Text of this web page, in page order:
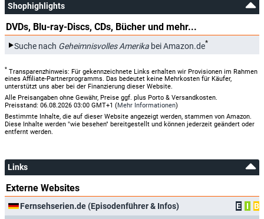
Shophighlights
DVDs, Blu-ray-Discs, CDs, Bücher und mehr...
Suche nach Geheimnisvolles Amerika bei Amazon.de*
* Transparenzhinweis: Für gekennzeichnete Links erhalten wir Provisionen im Rahmen
eines Affiliate-Partnerprogramms. Das bedeutet keine Mehrkosten für Käufer,
unterstützt uns aber bei der Finanzierung dieser Website.
Alle Preisangaben ohne Gewähr, Preise ggf. plus Porto & Versandkosten.
Preisstand: 06.08.2026 03:00 GMT+1 (Mehr Informationen)
Bestimmte Inhalte, die auf dieser Website angezeigt werden, stammen von Amazon.
Diese Inhalte werden "wie besehen" bereitgestellt und können jederzeit geändert oder
entfernt werden.
Links
Externe Websites
Fernsehserien.de (Episodenführer & Infos) E I
B